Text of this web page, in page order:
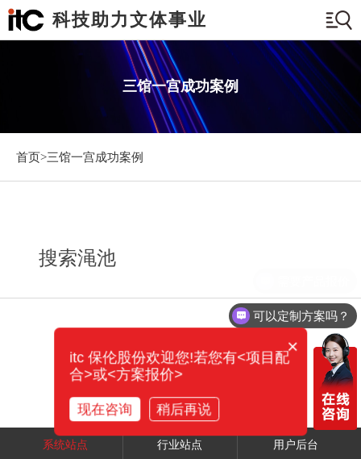
科技助力文体事业
三馆一宫成功案例
首页>三馆一宫成功案例
搜索渑池
系统站点 行业站点 用户后台
可以定制方案吗？
×
itc 保伦股份欢迎您!若您有<项目配
合>或<方案报价>
现在咨询 稍后再说